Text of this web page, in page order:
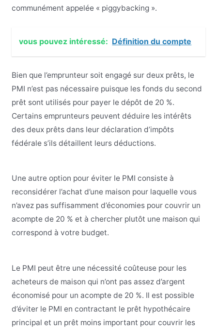
communément appelée « piggybacking ».
vous pouvez intéressé: Définition du compte
Bien que l’emprunteur soit engagé sur deux prêts, le
PMI n’est pas nécessaire puisque les fonds du second
prêt sont utilisés pour payer le dépôt de 20 %.
Certains emprunteurs peuvent déduire les intérêts
des deux prêts dans leur déclaration d’impôts
fédérale s’ils détaillent leurs déductions.
Une autre option pour éviter le PMI consiste à
reconsidérer l’achat d’une maison pour laquelle vous
n’avez pas suffisamment d’économies pour couvrir un
acompte de 20 % et à chercher plutôt une maison qui
correspond à votre budget.
Le PMI peut être une nécessité coûteuse pour les
acheteurs de maison qui n’ont pas assez d’argent
économisé pour un acompte de 20 %. Il est possible
d’éviter le PMI en contractant le prêt hypothécaire
principal et un prêt moins important pour couvrir les